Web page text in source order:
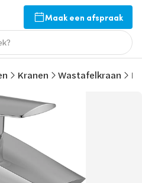
Maak een afspraak
Kranen Wastafelkraan